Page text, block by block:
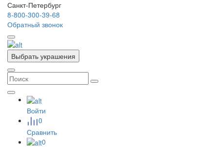
Санкт-Петербург
8-800-300-39-68
Обратный звонок
Выбрать украшения
Войти
0
Сравнить
0